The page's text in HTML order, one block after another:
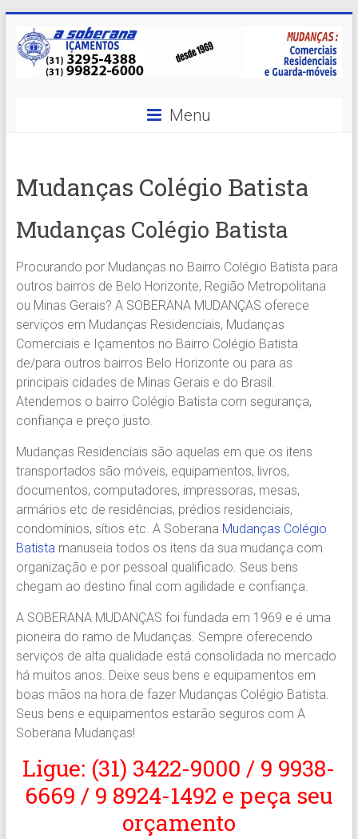
content
A
MELHOR
em
Içamentos
em
BH
e
Região.
Segurança,
Agilidade
e
31.2510-
2122.
BH
com
A
Soberana
Içamentos.
Menu
Mudanças Colégio Batista
Mudanças Colégio Batista
Procurando por Mudanças no Bairro Colégio Batista para
outros bairros de Belo Horizonte, Região Metropolitana
ou Minas Gerais? A SOBERANA MUDANÇAS oferece
serviços em Mudanças Residenciais, Mudanças
Comerciais e Içamentos no Bairro Colégio Batista
de/para outros bairros Belo Horizonte ou para as
principais cidades de Minas Gerais e do Brasil.
Atendemos o bairro Colégio Batista com segurança,
confiança e preço justo.
Mudanças Residenciais são aquelas em que os itens
transportados são móveis, equipamentos, livros,
documentos, computadores, impressoras, mesas,
armários etc de residências, prédios residenciais,
condomínios, sítios etc. A Soberana Mudanças Colégio
Batistamanuseia todos os itens da sua mudança com
organização e por pessoal qualificado. Seus bens
chegam ao destino final com agilidade e confiança.
A SOBERANA MUDANÇAS foi fundada em 1969 e é uma
pioneira do ramo de Mudanças. Sempre oferecendo
serviços de alta qualidade está consolidada no mercado
há muitos anos. Deixe seus bens e equipamentos em
boas mãos na hora de fazer Mudanças Colégio Batista.
Seus bens e equipamentos estarão seguros com A
Soberana Mudanças!
Ligue: (31) 3422-9000 / 9 9938-
6669 / 9 8924-1492 e peça seu
orçamento